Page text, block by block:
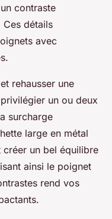
contraste
détails
avec
rehausser une
un ou deux
surcharge
large en métal
un bel équilibre
ainsi le poignet
rend vos